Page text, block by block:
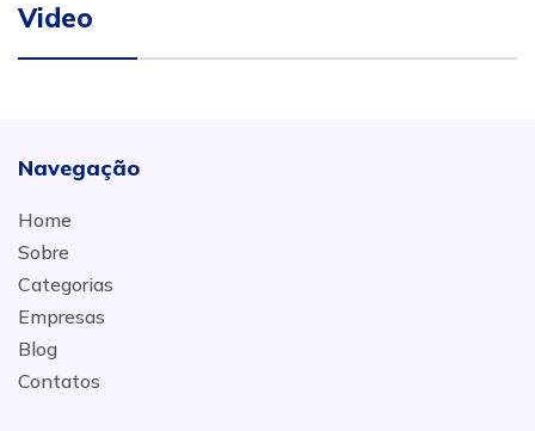
Video
Navegação
Home
Sobre
Categorias
Empresas
Blog
Contatos